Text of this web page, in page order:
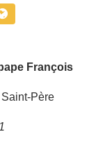
François
Père